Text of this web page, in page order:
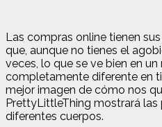
Las compras online tienen
que, aunque no tienes el
veces, lo que se ve bien en
completamente diferente en
mejor imagen de cómo nos
PrettyLittleThing mostrará
diferentes cuerpos.